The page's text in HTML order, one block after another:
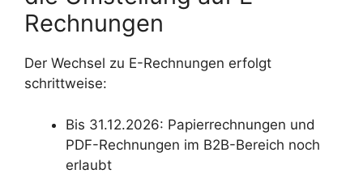
Rechnungen
Der Wechsel zu E-Rechnungen erfolgt
schrittweise:
Bis 31.12.2026: Papierrechnungen und
PDF-Rechnungen im B2B-Bereich noch
erlaubt